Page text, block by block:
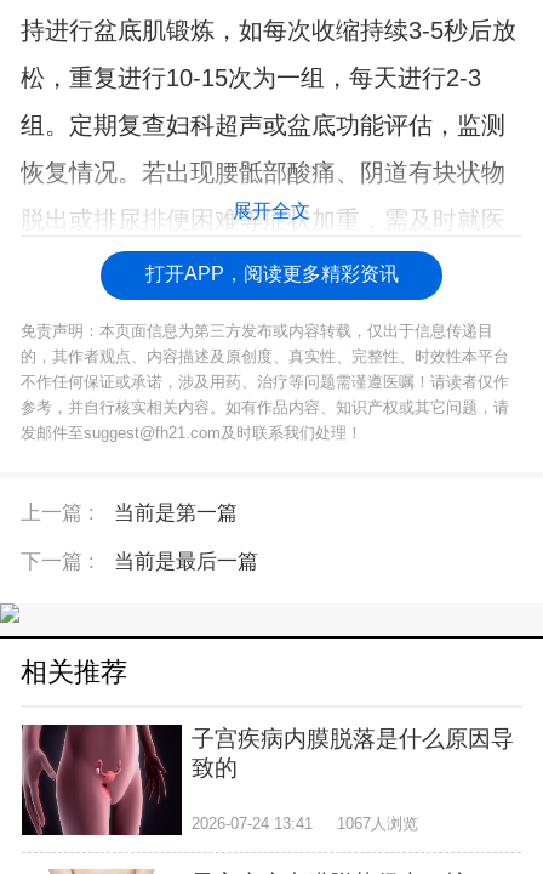
持进行盆底肌锻炼，如每次收缩持续3-5秒后放
松，重复进行10-15次为一组，每天进行2-3
组。定期复查妇科超声或盆底功能评估，监测
恢复情况。若出现腰骶部酸痛、阴道有块状物
脱出或排尿排便困难等症状加重，需及时就医
调整治疗方案。
展开全文
打开APP，阅读更多精彩资讯
免责声明：本页面信息为第三方发布或内容转载，仅出于信息传递目
的，其作者观点、内容描述及原创度、真实性、完整性、时效性本平台
不作任何保证或承诺，涉及用药、治疗等问题需谨遵医嘱！请读者仅作
参考，并自行核实相关内容。如有作品内容、知识产权或其它问题，请
发邮件至suggest@fh21.com及时联系我们处理！
上一篇 : 当前是第一篇
下一篇 : 当前是最后一篇
相关推荐
子宫疾病内膜脱落是什么原因导
致的
2026-07-24 13:41 1067人浏览